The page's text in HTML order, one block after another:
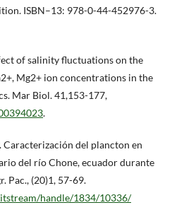
ISBN–13: 978-0-44-452976-3.
of salinity fluctuations on the
Mg2+ ion concentrations in the
Mar Biol. 41,153-177,
.
Caracterización del plancton en
del río Chone, ecuador durante
Pac., (20)1, 57-69.
handle/1834/10336/